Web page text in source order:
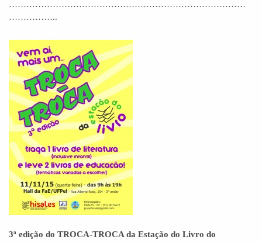
………………………………………………………………………
……………..
3ª edição do TROCA-TROCA da Estação do Livro do